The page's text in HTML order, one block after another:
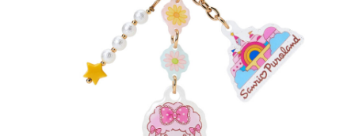
よくあるご質問 ニュース